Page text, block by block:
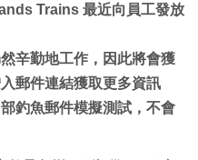
Trains 最近向員工發放
辛勤地工作，因此將會獲
郵件連結獲取更多資訊
釣魚郵件模擬測試，不會